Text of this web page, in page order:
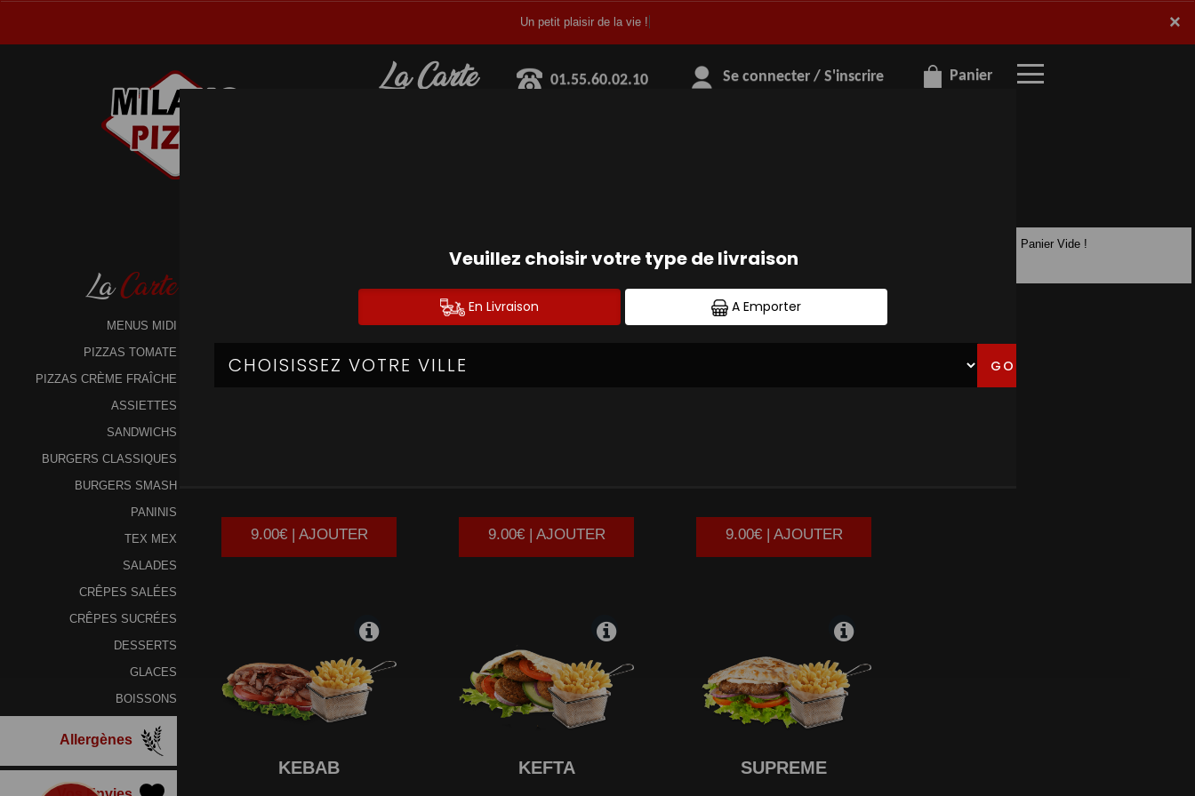
×
Un petit plaisir de la vie !
La Carte 01.55.60.02.10 Se connecter / S'inscrire Panier
×
LaCarte
MENUS MIDI
PIZZAS TOMATE
PIZZAS CRÈME FRAÎCHE
ASSIETTES
SANDWICHS
BURGERS CLASSIQUES
BURGERS SMASH
PANINIS
TEX MEX
SALADES
CRÊPES SALÉES
CRÊPES SUCRÉES
DESSERTS
GLACES
BOISSONS
Allergènes
SANDWICHS
9.00€ | AJOUTER 9.00€ | AJOUTER 9.00€ | AJOUTER
KEBAB KEFTA SUPREME
Panier Vide !